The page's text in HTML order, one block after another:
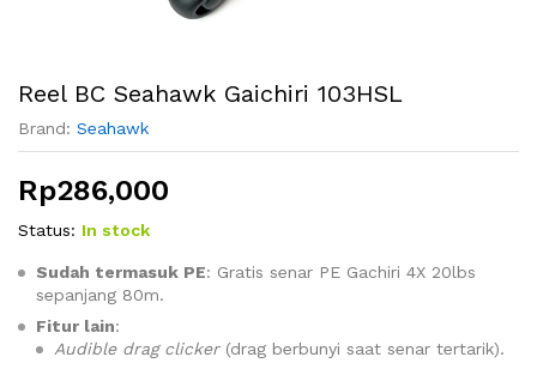
Reel BC Seahawk Gaichiri 103HSL
Brand: Seahawk
Rp286,000
Status: In stock
Sudah termasuk PE: Gratis senar PE Gachiri 4X 20lbs
sepanjang 80m.
Fitur lain:
Audible drag clicker(drag berbunyi saat senar tertarik).